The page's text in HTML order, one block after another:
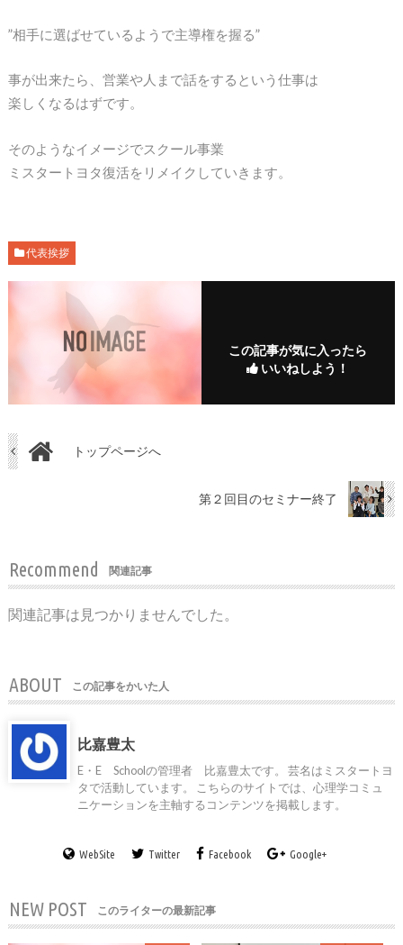
”相手に選ばせているようで主導権を握る”
事が出来たら、営業や人まで話をするという仕事は
楽しくなるはずです。
そのようなイメージでスクール事業
ミスタートヨタ復活をリメイクしていきます。
代表挨拶
この記事が気に入ったら
いいねしよう！
トップページへ
第２回目のセミナー終了
Recommend 関連記事
関連記事は見つかりませんでした。
ABOUT この記事をかいた人
比嘉豊太
E・E Schoolの管理者 比嘉豊太です。 芸名はミスタートヨ
タで活動しています。 こちらのサイトでは、心理学コミュ
ニケーションを主軸するコンテンツを掲載します。
WebSite Twitter Facebook Google+
NEW POST このライターの最新記事